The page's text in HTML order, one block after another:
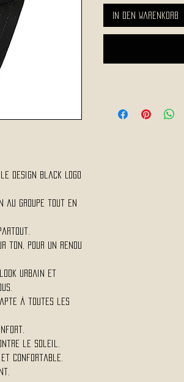
design Black Logo
au groupe tout en
ton, pour un rendu
urbain et
à toutes les
le soleil.
confortable.
In den Warenkorb